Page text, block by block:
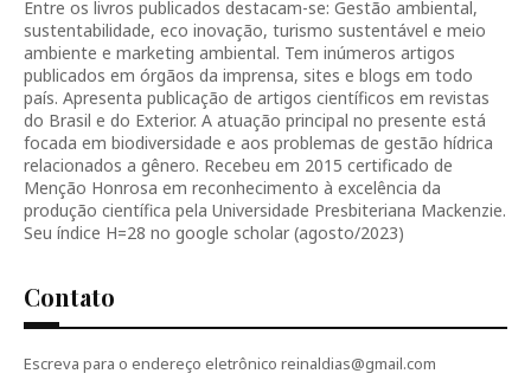
Entre os livros publicados destacam-se: Gestão ambiental,
sustentabilidade, eco inovação, turismo sustentável e meio
ambiente e marketing ambiental. Tem inúmeros artigos
publicados em órgãos da imprensa, sites e blogs em todo
país. Apresenta publicação de artigos científicos em revistas
do Brasil e do Exterior. A atuação principal no presente está
focada em biodiversidade e aos problemas de gestão hídrica
relacionados a gênero. Recebeu em 2015 certificado de
Menção Honrosa em reconhecimento à excelência da
produção científica pela Universidade Presbiteriana Mackenzie.
Seu índice H=28 no google scholar (agosto/2023)
Contato
Escreva para o endereço eletrônico reinaldias@gmail.com